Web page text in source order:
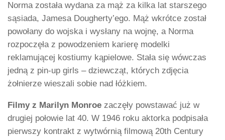
Norma została wydana za mąż za kilka lat starszego
sąsiada, Jamesa Dougherty’ego. Mąż wkrótce został
powołany do wojska i wysłany na wojnę, a Norma
rozpoczęła z powodzeniem karierę modelki
reklamującej kostiumy kąpielowe. Stała się wówczas
jedną z pin-up girls – dziewcząt, których zdjęcia
żołnierze wieszali sobie nad łóżkiem.
Filmy z Marilyn Monroe zaczęły powstawać już w
drugiej połowie lat 40. W 1946 roku aktorka podpisała
pierwszy kontrakt z wytwórnią filmową 20th Century